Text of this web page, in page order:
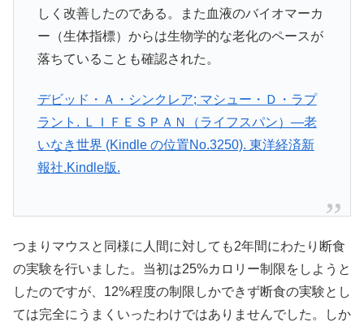
しく改善したのである。また血液のバイオマーカ
ー（生体指標）からは生物学的な老化のペースが
落ちていることも確認された。
デビッド・Ａ・シンクレア; マシュー・Ｄ・ラプ
ラント. ＬＩＦＥＳＰＡＮ（ライフスパン）―老
いなき世界 (Kindle の位置No.3250). 東洋経済新
報社.Kindle版.
つまりマウスと同様に人間に対しても2年間にわたり断食
の実験を行いました。当初は25%カロリー制限をしようと
したのですが、12%程度の制限しかできず断食の実験とし
ては完全にうまくいったわけではありませんでした。しか